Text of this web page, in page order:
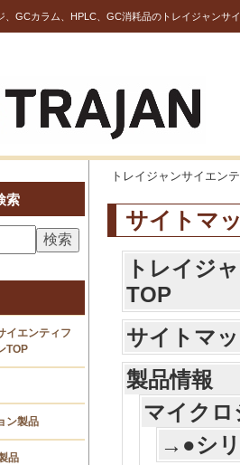
、GCカラム、HPLC、GC消耗品のトレイジャンサ
索
イエンティフ
TOP
ン製品
品
トレイジャンサイエン
サイトマ
トレイジ
TOP
サイトマ
製品情報
マイク
→●シ